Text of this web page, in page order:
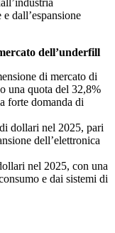
dall’espansione
dell’underfill
di mercato di
una quota del 32,8%
forte domanda di
dollari nel 2025, pari
dell’elettronica
nel 2025, con una
e dai sistemi di